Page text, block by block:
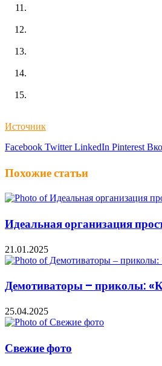
Источник
Facebook Twitter LinkedIn Pinterest
Похожие статьи
Идеальная организация
21.01.2025
Демотиваторы – приколы:
25.04.2025
Свежие фото